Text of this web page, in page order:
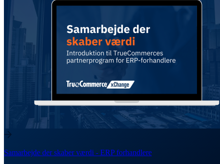
Samarbejde der skaber værdi - ERP forhandlere